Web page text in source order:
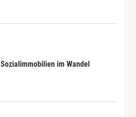
Sozialimmobilien im Wandel